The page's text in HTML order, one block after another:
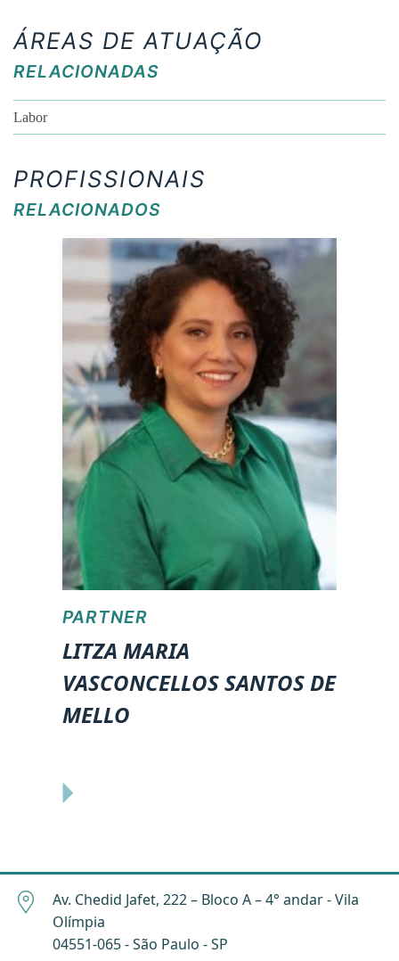
ÁREAS DE ATUAÇÃO
RELACIONADAS
Labor
PROFISSIONAIS
RELACIONADOS
PARTNER
LITZA MARIA
VASCONCELLOS SANTOS DE
MELLO
Av. Chedid Jafet, 222 – Bloco A – 4° andar - Vila
Olímpia
04551-065 - São Paulo - SP